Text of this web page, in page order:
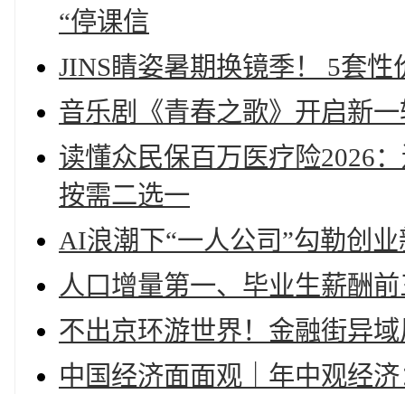
“停课信
JINS睛姿暑期换镜季！ 5套
音乐剧《青春之歌》开启新
读懂众民保百万医疗险2026
按需二选一
AI浪潮下“一人公司”勾勒创
人口增量第一、毕业生薪酬
不出京环游世界！金融街异
中国经济面面观｜年中观经